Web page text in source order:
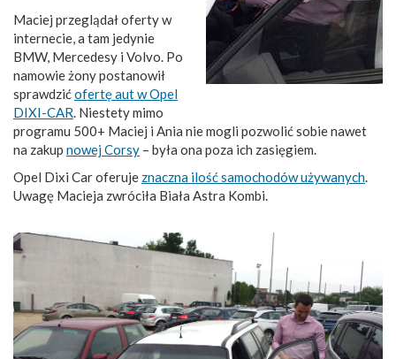
Maciej przeglądał oferty w
internecie, a tam jedynie
BMW, Mercedesy i Volvo. Po
namowie żony postanowił
sprawdzićofertę aut w Opel
DIXI-CAR. Niestety mimo
programu 500+ Maciej i Ania nie mogli pozwolić sobie nawet
na zakup nowej Corsy – była ona poza ich zasięgiem.
Opel Dixi Car oferuje znaczna ilość samochodów używanych.
Uwagę Macieja zwróciła Biała Astra Kombi.